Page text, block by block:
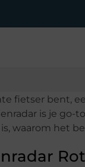
fietser bent,
is je go-
waarom het